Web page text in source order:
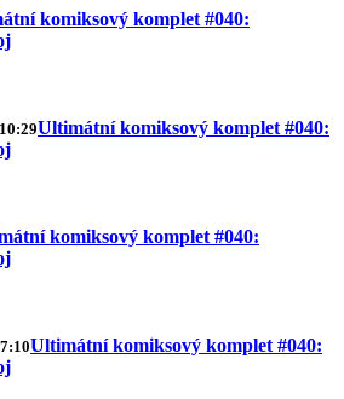
komiksový komplet #040:
Ultimátní komiksový komplet #040:
komiksový komplet #040:
Ultimátní komiksový komplet #040: